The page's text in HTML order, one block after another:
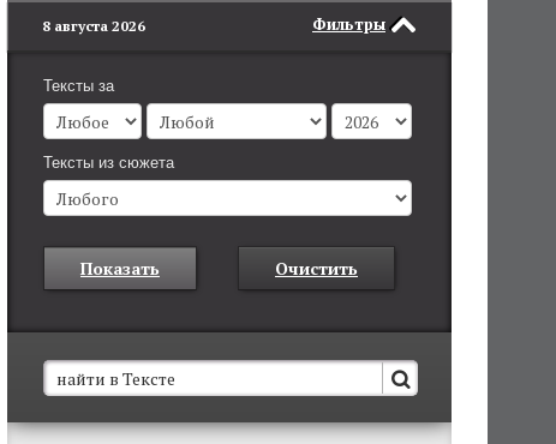
Фильтры
8 августа 2026
Тексты за
Тексты из сюжета
Показать Очистить